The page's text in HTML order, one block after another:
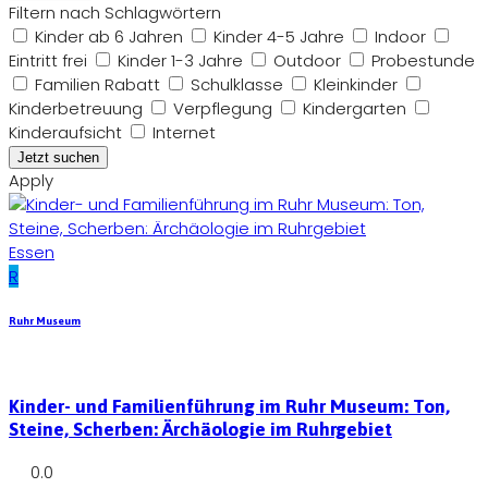
Filtern nach Schlagwörtern
Kinder ab 6 Jahren
Kinder 4-5 Jahre
Indoor
Eintritt frei
Kinder 1-3 Jahre Outdoor
Probestunde
Familien Rabatt
Schulklasse
Kleinkinder
Kinderbetreuung
Verpflegung
Kindergarten
Kinderaufsicht
Internet
Apply
Essen
R
Ruhr Museum
Kinder- und Familienführung im Ruhr Museum: Ton,
Steine, Scherben: Ärchäologie im Ruhrgebiet
0.0